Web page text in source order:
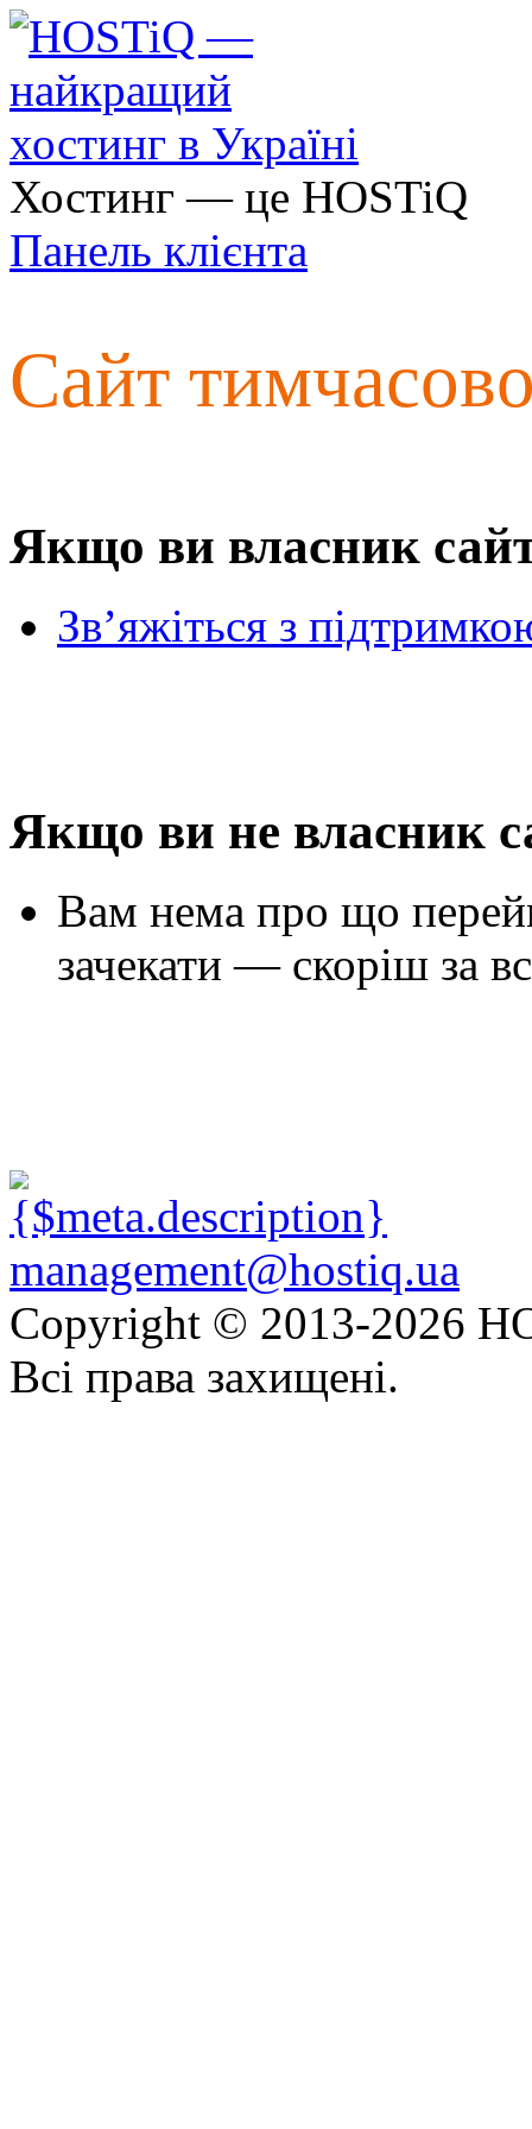
Хостинг — це HOSTiQ
Панель клієнта
Сайт
Якщо ви власник
Зв’яжіться з
Якщо ви не власник
Вам нема про що
зачекати — скоріш за
management@hostiq.ua
Copyright © 2013-2026
Всі права захищені.